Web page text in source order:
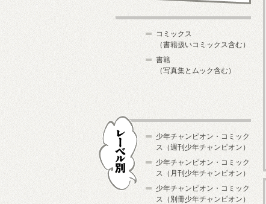
コミックス
（書籍扱いコミックス含む）
書籍
（写真集とムック含む）
少年チャンピオン・コミック
ス（週刊少年チャンピオン）
少年チャンピオン・コミック
ス（月刊少年チャンピオン）
少年チャンピオン・コミック
ス（別冊少年チャンピオン）